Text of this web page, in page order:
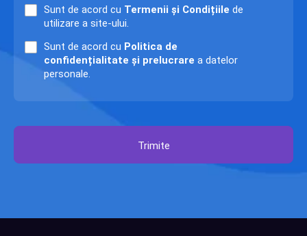
Sunt de acord cu Termenii și Condițiile de
utilizare a site-ului.
Sunt de acord cu Politica de
confidențialitate și prelucrare a datelor
personale.
Trimite